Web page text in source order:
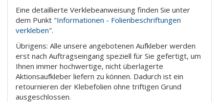
Eine detaillierte Verklebeanweisung finden Sie unter
dem Punkt "Informationen - Folienbeschriftungen
verkleben".
Übrigens: Alle unsere angebotenen Aufkleber werden
erst nach Auftragseingang speziell für Sie gefertigt, um
Ihnen immer hochwertige, nicht überlagerte
Aktionsaufkleber liefern zu können. Dadurch ist ein
retournieren der Klebefolien ohne triftigen Grund
ausgeschlossen.